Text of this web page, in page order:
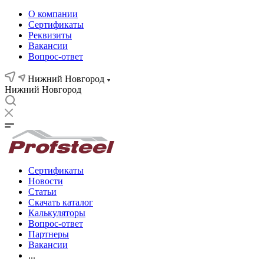
О компании
Сертификаты
Реквизиты
Вакансии
Вопрос-ответ
Нижний Новгород
Нижний Новгород
Сертификаты
Новости
Статьи
Скачать каталог
Калькуляторы
Вопрос-ответ
Партнеры
Вакансии
...